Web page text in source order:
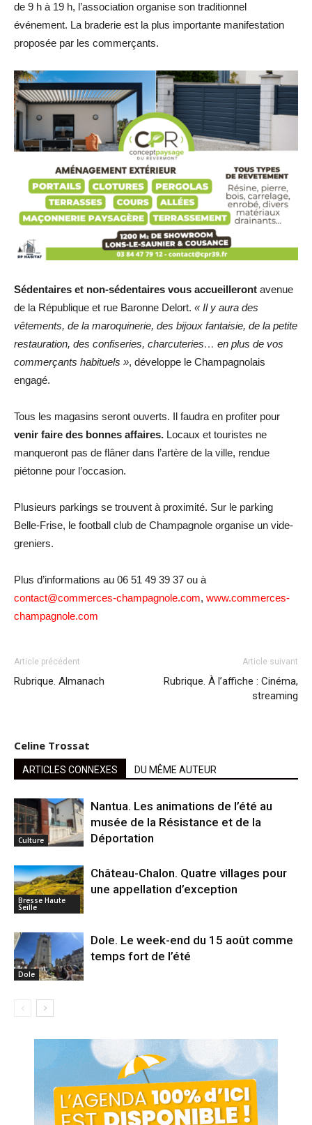
de 9 h à 19 h, l’association organise son traditionnel
événement. La braderie est la plus importante manifestation
proposée par les commerçants.
Sédentaires et non-sédentaires vous accueilleront avenue
de la République et rue Baronne Delort. « Il y aura des
vêtements, de la maroquinerie, des bijoux fantaisie, de la petite
restauration, des confiseries, charcuteries… en plus de vos
commerçants habituels », développe le Champagnolais
engagé.
Tous les magasins seront ouverts. Il faudra en profiter pour
venir faire des bonnes affaires. Locaux et touristes ne
manqueront pas de flâner dans l’artère de la ville, rendue
piétonne pour l’occasion.
Plusieurs parkings se trouvent à proximité. Sur le parking
Belle-Frise, le football club de Champagnole organise un vide-
greniers.
Plus d’informations au 06 51 49 39 37 ou à
contact@commerces-champagnole.com, www.commerces-
champagnole.com
Article précédent
Rubrique. Almanach
Article suivant
Rubrique. À l’affiche : Cinéma,
streaming
Celine Trossat
ARTICLES CONNEXES DU MÊME AUTEUR
Culture
Nantua. Les animations de l’été au
musée de la Résistance et de la
Déportation
Bresse Haute
Seille
Château-Chalon. Quatre villages pour
une appellation d’exception
Dole
Dole. Le week-end du 15 août comme
temps fort de l’été